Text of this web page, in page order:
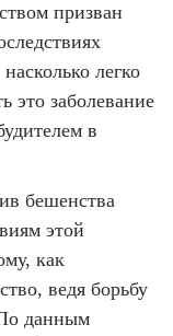
призван
легко
это заболевание
в
бешенства
этой
как
ведя борьбу
данным